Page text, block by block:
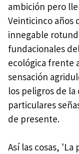
ambición pero
Veinticinco años
innegable
fundacionales
ecológica frente
sensación
los peligros de
particulares
de presente.
Así las cosas,